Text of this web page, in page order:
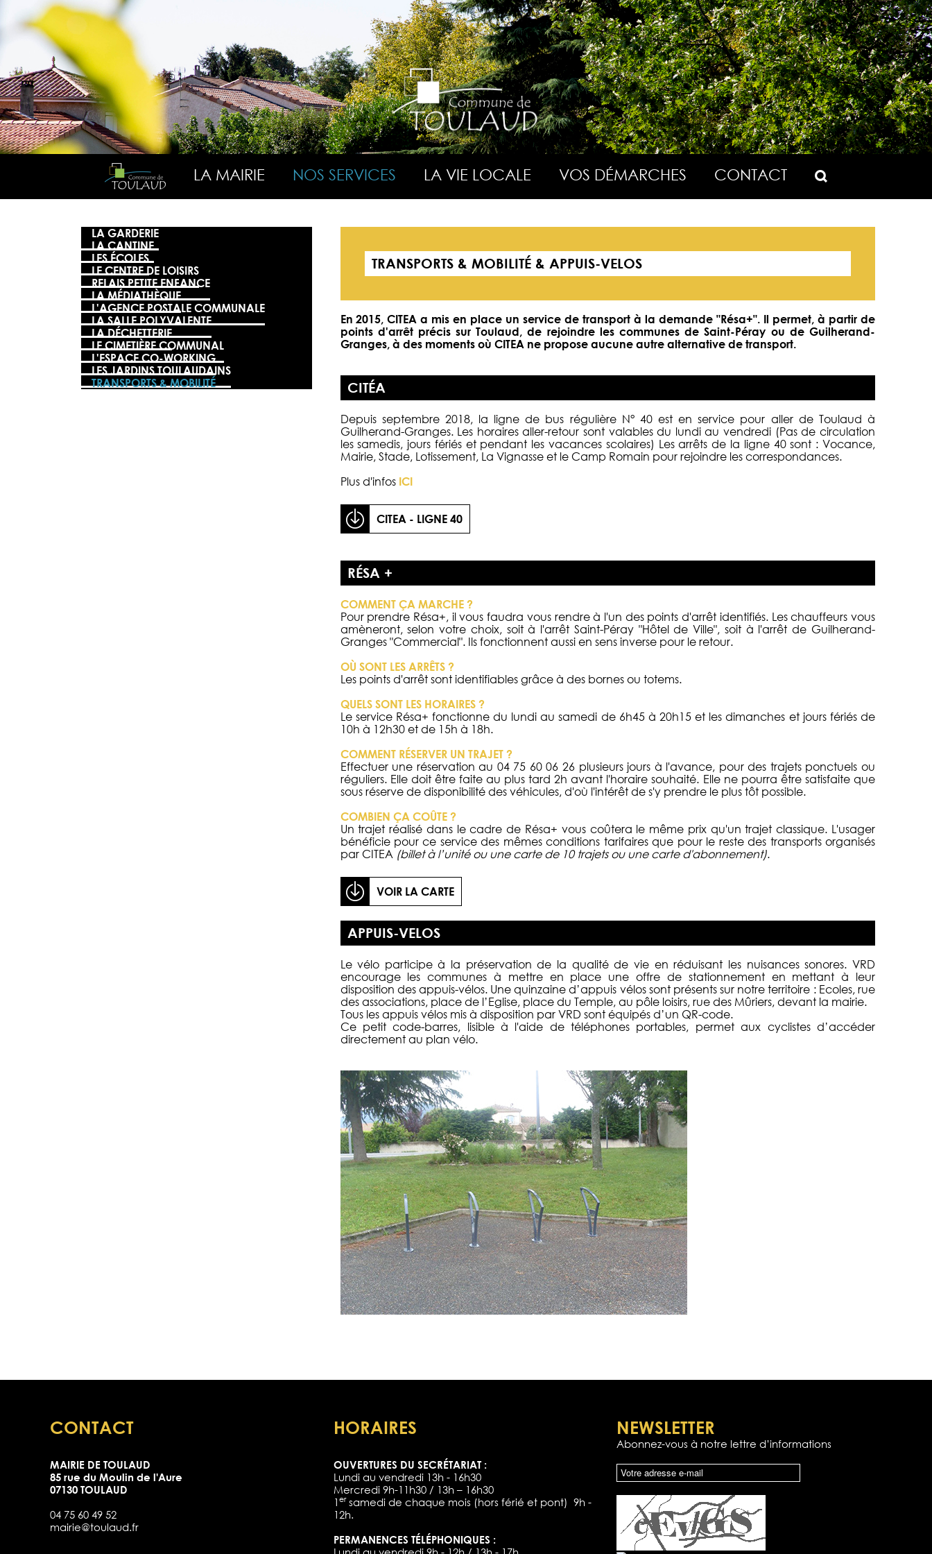
LA MAIRIE NOS SERVICES LA VIE LOCALE VOS DÉMARCHES CONTACT
LA GARDERIE
LA CANTINE
LES ÉCOLES
LE CENTRE DE LOISIRS
RELAIS PETITE ENFANCE
LA MÉDIATHÈQUE
L'AGENCE POSTALE COMMUNALE
LA SALLE POLYVALENTE
LA DÉCHETTERIE
LE CIMETIÈRE COMMUNAL
L'ESPACE CO-WORKING
LES JARDINS TOULAUDAINS
TRANSPORTS & MOBILITÉ
TRANSPORTS & MOBILITÉ & APPUIS-VELOS
En 2015, CITEA a mis en place un service de transport à la demande "Résa+". Il permet, à partir de
points d'arrêt précis sur Toulaud, de rejoindre les communes de Saint-Péray ou de Guilherand-
Granges, à des moments où CITEA ne propose aucune autre alternative de transport.
CITÉA
Depuis septembre 2018, la ligne de bus régulière N° 40 est en service pour aller de Toulaud à
Guilherand-Granges. Les horaires aller-retour sont valables du lundi au vendredi (Pas de circulation
les samedis, jours fériés et pendant les vacances scolaires) Les arrêts de la ligne 40 sont : Vocance,
Mairie, Stade, Lotissement, La Vignasse et le Camp Romain pour rejoindre les correspondances.
Plus d'infos ICI
CITEA - LIGNE 40
RÉSA +
COMMENT ÇA MARCHE ?
Pour prendre Résa+, il vous faudra vous rendre à l'un des points d'arrêt identifiés. Les chauffeurs vous
amèneront, selon votre choix, soit à l'arrêt Saint-Péray "Hôtel de Ville", soit à l'arrêt de Guilherand-
Granges "Commercial". Ils fonctionnent aussi en sens inverse pour le retour.
OÙ SONT LES ARRÊTS ?
Les points d'arrêt sont identifiables grâce à des bornes ou totems.
QUELS SONT LES HORAIRES ?
Le service Résa+ fonctionne du lundi au samedi de 6h45 à 20h15 et les dimanches et jours fériés de
10h à 12h30 et de 15h à 18h.
COMMENT RÉSERVER UN TRAJET ?
Effectuer une réservation au 04 75 60 06 26 plusieurs jours à l'avance, pour des trajets ponctuels ou
réguliers. Elle doit être faite au plus tard 2h avant l'horaire souhaité. Elle ne pourra être satisfaite que
sous réserve de disponibilité des véhicules, d'où l'intérêt de s'y prendre le plus tôt possible.
COMBIEN ÇA COÛTE ?
Un trajet réalisé dans le cadre de Résa+ vous coûtera le même prix qu'un trajet classique. L'usager
bénéficie pour ce service des mêmes conditions tarifaires que pour le reste des transports organisés
par CITEA (billet à l’unité ou une carte de 10 trajets ou une carte d'abonnement).
VOIR LA CARTE
APPUIS-VELOS
Le vélo participe à la préservation de la qualité de vie en réduisant les nuisances sonores. VRD
encourage les communes à mettre en place une offre de stationnement en mettant à leur
disposition des appuis-vélos. Une quinzaine d’appuis vélos sont présents sur notre territoire : Ecoles, rue
des associations, place de l’Eglise, place du Temple, au pôle loisirs, rue des Mûriers, devant la mairie.
Tous les appuis vélos mis à disposition par VRD sont équipés d’un QR-code.
Ce petit code-barres, lisible à l'aide de téléphones portables, permet aux cyclistes d’accéder
directement au plan vélo.
CONTACT
MAIRIE DE TOULAUD
85 rue du Moulin de l'Aure
07130 TOULAUD
04 75 60 49 52
mairie@toulaud.fr
HORAIRES
OUVERTURES DU SECRÉTARIAT :
Lundi au vendredi 13h - 16h30
Mercredi 9h-11h30 / 13h – 16h30
1 ersamedi de chaque mois (hors férié et pont) 9h -
12h.
PERMANENCES TÉLÉPHONIQUES :
NEWSLETTER
Abonnez-vous à notre lettre d’informations